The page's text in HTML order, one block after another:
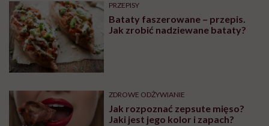
PRZEPISY
Bataty faszerowane – przepis.
Jak zrobić nadziewane bataty?
ZDROWE ODŻYWIANIE
Jak rozpoznać zepsute mięso?
Jaki jest jego kolor i zapach?